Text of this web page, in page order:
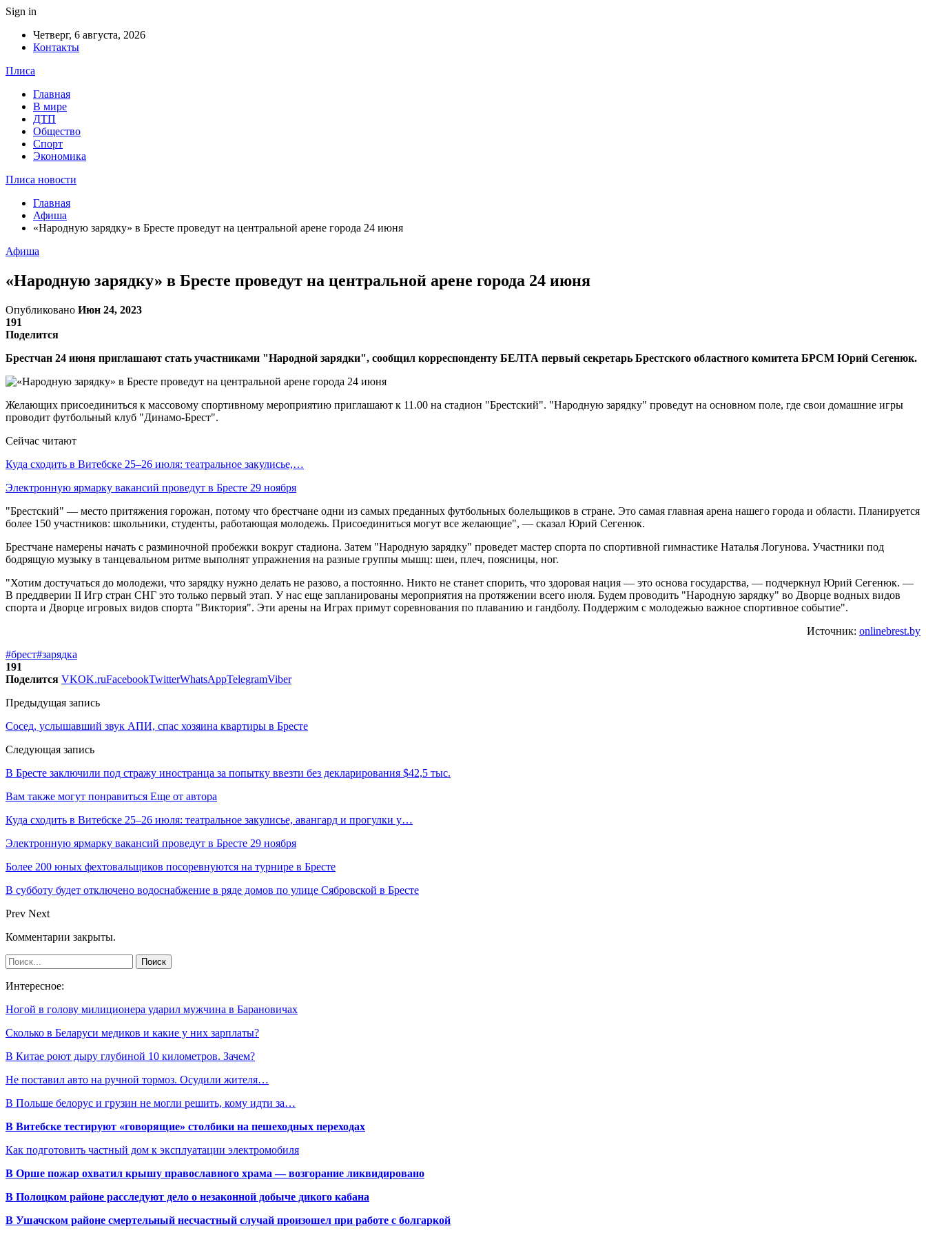
Sign in
Четверг, 6 августа, 2026
Контакты
Плиса
Главная
В мире
ДТП
Общество
Спорт
Экономика
Плиса новости
Главная
Афиша
«Народную зарядку» в Бресте проведут на центральной арене города 24 июня
Афиша
«Народную зарядку» в Бресте проведут на центральной арене города 24 июня
Опубликовано Июн 24, 2023
191
Поделится
Брестчан 24 июня приглашают стать участниками "Народной зарядки", сообщил корреспонденту БЕЛТА первый секретарь Брестского областного комитета БРСМ Юрий Сегенюк.
Желающих присоединиться к массовому спортивному мероприятию приглашают к 11.00 на стадион "Брестский". "Народную зарядку" проведут на основном поле, где свои домашние игры
проводит футбольный клуб "Динамо-Брест".
Сейчас читают
Куда сходить в Витебске 25–26 июля: театральное закулисье,…
Электронную ярмарку вакансий проведут в Бресте 29 ноября
"Брестский" — место притяжения горожан, потому что брестчане одни из самых преданных футбольных болельщиков в стране. Это самая главная арена нашего города и области. Планируется
более 150 участников: школьники, студенты, работающая молодежь. Присоединиться могут все желающие", — сказал Юрий Сегенюк.
Брестчане намерены начать с разминочной пробежки вокруг стадиона. Затем "Народную зарядку" проведет мастер спорта по спортивной гимнастике Наталья Логунова. Участники под
бодрящую музыку в танцевальном ритме выполнят упражнения на разные группы мышц: шеи, плеч, поясницы, ног.
"Хотим достучаться до молодежи, что зарядку нужно делать не разово, а постоянно. Никто не станет спорить, что здоровая нация — это основа государства, — подчеркнул Юрий Сегенюк. —
В преддверии II Игр стран СНГ это только первый этап. У нас еще запланированы мероприятия на протяжении всего июля. Будем проводить "Народную зарядку" во Дворце водных видов
спорта и Дворце игровых видов спорта "Виктория". Эти арены на Играх примут соревнования по плаванию и гандболу. Поддержим с молодежью важное спортивное событие".
Источник: onlinebrest.by
#брест#зарядка
191
Поделится VKOK.ruFacebookTwitterWhatsAppTelegramViber
Предыдущая запись
Сосед, услышавший звук АПИ, спас хозяина квартиры в Бресте
Следующая запись
В Бресте заключили под стражу иностранца за попытку ввезти без декларирования $42,5 тыс.
Вам также могут понравиться Еще от автора
Куда сходить в Витебске 25–26 июля: театральное закулисье, авангард и прогулки у…
Электронную ярмарку вакансий проведут в Бресте 29 ноября
Более 200 юных фехтовальщиков посоревнуются на турнире в Бресте
В субботу будет отключено водоснабжение в ряде домов по улице Сябровской в Бресте
Prev Next
Комментарии закрыты.
Интересное:
Ногой в голову милиционера ударил мужчина в Барановичах
Сколько в Беларуси медиков и какие у них зарплаты?
В Китае роют дыру глубиной 10 километров. Зачем?
Не поставил авто на ручной тормоз. Осудили жителя…
В Польше белорус и грузин не могли решить, кому идти за…
В Витебске тестируют «говорящие» столбики на пешеходных переходах
Как подготовить частный дом к эксплуатации электромобиля
В Орше пожар охватил крышу православного храма — возгорание ликвидировано
В Полоцком районе расследуют дело о незаконной добыче дикого кабана
В Ушачском районе смертельный несчастный случай произошел при работе с болгаркой